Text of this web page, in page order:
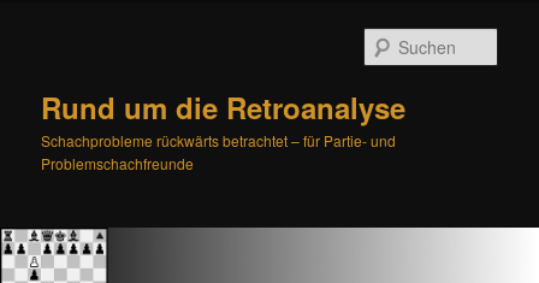
Rund um die Retroanalyse
Schachprobleme rückwärts betrachtet – für Partie- und
Problemschachfreunde